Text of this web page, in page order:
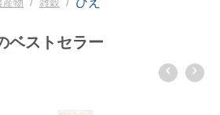
産物 雑穀
ベストセラー